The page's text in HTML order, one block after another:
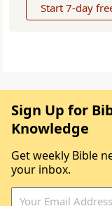
Start 7-day
Sign Up for
Knowledge
Get weekly Bible
your inbox.